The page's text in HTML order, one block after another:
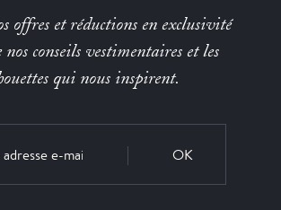
offres et réductions en exclusivité
conseils vestimentaires et les
qui nous inspirent.
OK